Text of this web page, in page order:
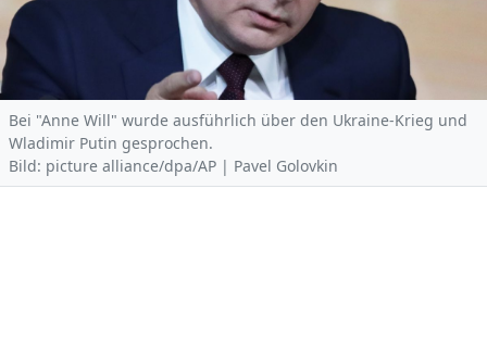
Bei "Anne Will" wurde ausführlich über den Ukraine-Krieg und
Wladimir Putin gesprochen.
Bild: picture alliance/dpa/AP | Pavel Golovkin